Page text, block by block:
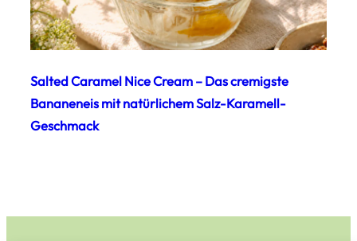
Salted Caramel Nice Cream – Das cremigste
Bananeneis mit natürlichem Salz-Karamell-
Geschmack